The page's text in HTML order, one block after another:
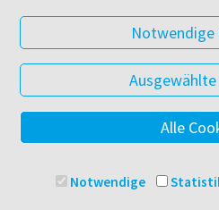
Datenschutz
AGB
© 2025 Facultas Verlags-
Notwendige
Alle
Notwendige